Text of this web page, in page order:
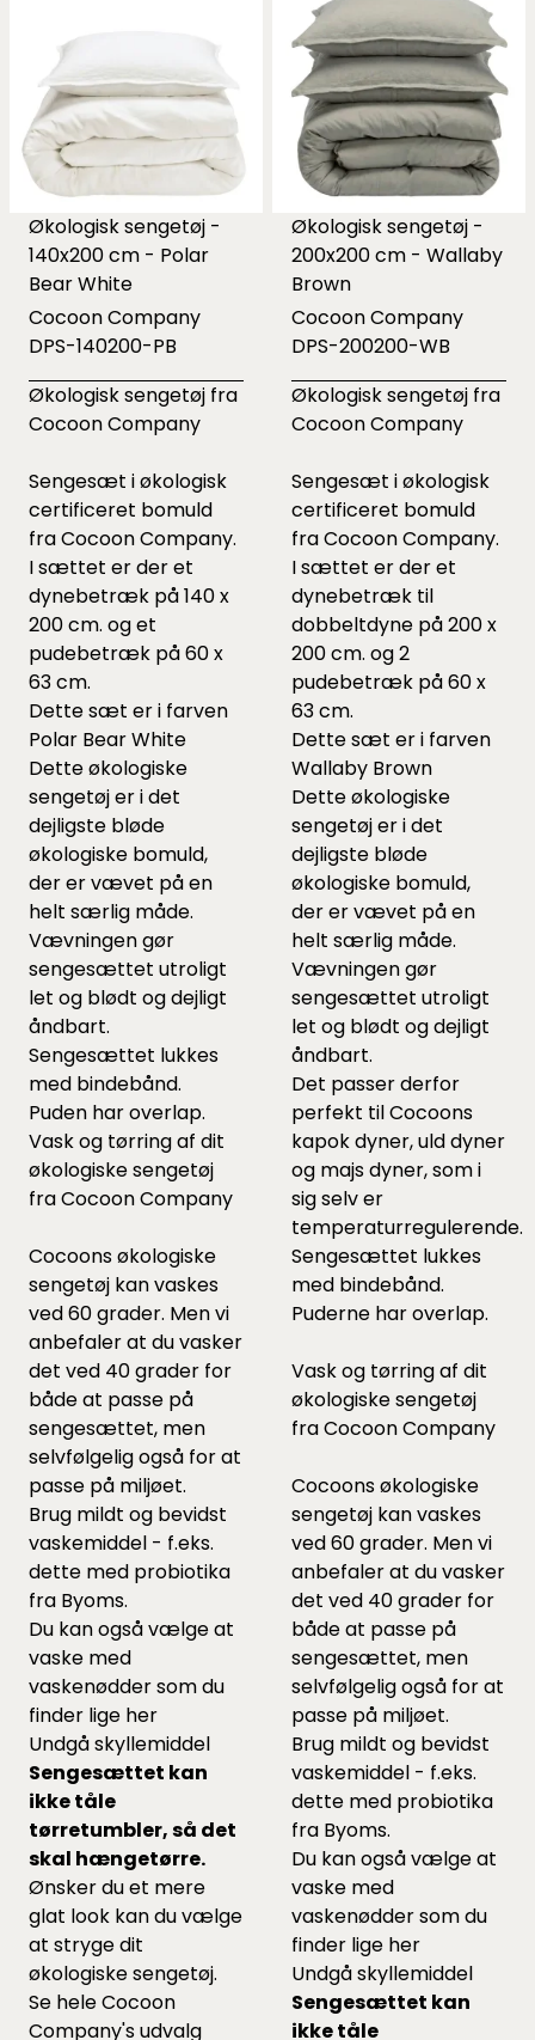
Økologisk sengetøj -
140x200 cm - Polar
Bear White
Cocoon Company
DPS-140200-PB
Økologisk sengetøj fra
Cocoon Company
Sengesæt i økologisk
certificeret bomuld
fra Cocoon Company.
I sættet er der et
dynebetræk på 140 x
200 cm. og et
pudebetræk på 60 x
63 cm.
Dette sæt er i farven
Polar Bear White
Dette økologiske
sengetøj er i det
dejligste bløde
økologiske bomuld,
der er vævet på en
helt særlig måde.
Vævningen gør
sengesættet utroligt
let og blødt og dejligt
åndbart.
Sengesættet lukkes
med bindebånd.
Puden har overlap.
Vask og tørring af dit
økologiske sengetøj
fra Cocoon Company
Cocoons økologiske
sengetøj kan vaskes
ved 60 grader. Men vi
anbefaler at du vasker
det ved 40 grader for
både at passe på
sengesættet, men
selvfølgelig også for at
passe på miljøet.
Brug mildt og bevidst
vaskemiddel - f.eks.
dette med probiotika
fra Byoms.
Du kan også vælge at
vaske med
vaskenødder som du
finder lige her
Undgå skyllemiddel
Sengesættet kan
ikke tåle
tørretumbler, så det
skal hængetørre.
Ønsker du et mere
glat look kan du vælge
at stryge dit
økologiske sengetøj.
Se heleCocoon
Company's udvalg
Økologisk sengetøj -
200x200 cm - Wallaby
Brown
Cocoon Company
DPS-200200-WB
Økologisk sengetøj fra
Cocoon Company
Sengesæt i økologisk
certificeret bomuld
fra Cocoon Company.
I sættet er der et
dynebetræk til
dobbeltdyne på 200 x
200 cm. og 2
pudebetræk på 60 x
63 cm.
Dette sæt er i farven
Wallaby Brown
Dette økologiske
sengetøj er i det
dejligste bløde
økologiske bomuld,
der er vævet på en
helt særlig måde.
Vævningen gør
sengesættet utroligt
let og blødt og dejligt
åndbart.
Det passer derfor
perfekt til Cocoons
kapok dyner,uld dyner
og majs dyner, som i
sig selv er
temperaturregulerende.
Sengesættet lukkes
med bindebånd.
Puderne har overlap.
Vask og tørring af dit
økologiske sengetøj
fra Cocoon Company
Cocoons økologiske
sengetøj kan vaskes
ved 60 grader. Men vi
anbefaler at du vasker
det ved 40 grader for
både at passe på
sengesættet, men
selvfølgelig også for at
passe på miljøet.
Brug mildt og bevidst
vaskemiddel - f.eks.
dette med probiotika
fra Byoms.
Du kan også vælge at
vaske med
vaskenødder som du
finder lige her
Undgå skyllemiddel
Sengesættet kan
ikke tåle